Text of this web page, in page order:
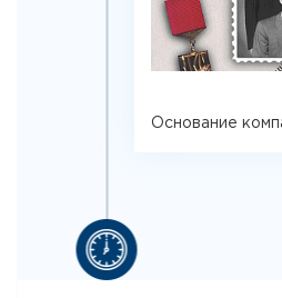
Основание